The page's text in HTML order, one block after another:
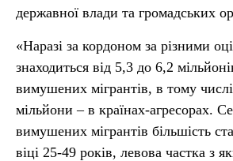
державної влади та громадських
«Наразі за кордоном за різними
знаходиться від 5,3 до 6,2
вимушених мігрантів, в тому
мільйони – в країнах-агресорах.
вимушених мігрантів більшість
віці 25-49 років, левова частка з